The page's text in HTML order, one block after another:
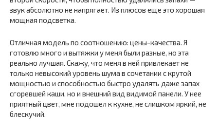
звук абсолютно не напрягает. Из плюсов еще это хорошая
мощная подсветка.
Отличная модель по соотношению: цены-качества. Я
готовлю много и вытяжки у меня были разные, но эта
реально лучшая. Скажу, что меня в ней привлекает не
только невысокий уровень шума в сочетании с крутой
мощностью и способностью быстро удалять даже запах
сгоревшей каши, но и внешний вид видимой панели. У нее
приятный цвет, мне подошел к кухне, не слишком яркий, не
блескучий.